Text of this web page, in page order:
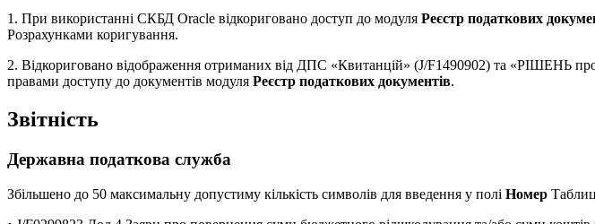
1. При використанні СКБД Oracle відкориговано доступ до модуля Реєстр податкових
Розрахунками коригування.
2. Відкориговано відображення отриманих від ДПС «Квитанцій» (J/F1490902) та «РІШЕНЬ
правами доступу до документів модуля Реєстр податкових документів.
Звітність
Державна податкова служба
Збільшено до 50 максимальну допустиму кількість символів для введення у полі Номер